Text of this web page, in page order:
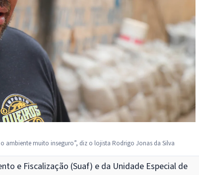
ambiente muito inseguro”, diz o lojista Rodrigo Jonas da Silva
e Fiscalização (Suaf) e da Unidade Especial de